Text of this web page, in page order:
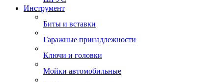
Инструмент
Биты и вставки
Гаражные принадлежности
Ключи и головки
Мойки автомобильные